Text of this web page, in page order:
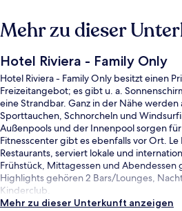
Mehr zu dieser
Hotel Riviera - Family Only
Hotel Riviera - Family Only besitzt einen
Freizeitangebot; es gibt u. a.
eine Strandbar. Ganz in der Nähe
Sporttauchen, Schnorcheln und
Außenpools und der Innenpool sorgen
Fitnesscenter gibt es ebenfalls vor Ort. Le
Restaurants, serviert lokale und
Frühstück, Mittagessen und
Highlights gehören 2 Bars/Lounges,
Kinderclub.
Mehr zu dieser Unterkunft anzeigen